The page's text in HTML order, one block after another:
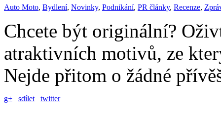
Auto Moto, Bydlení, Novinky, Podnikání, PR články, Recenze,
Chcete být originální?
atraktivních motivů, ze
Nejde přitom o žádné
g+ sdílet twitter